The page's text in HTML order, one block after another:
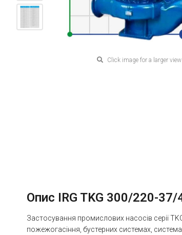
Click image for a larger view
Опис IRG TKG 300/220-
Застосування промислових насосів серії
пожежогасіння, бустерних системах,